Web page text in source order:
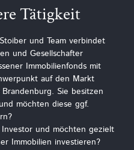
Tätigkeit
und Team verbindet
und Gesellschafter
Immobilienfonds mit
auf den Markt
Sie besitzen
möchten diese ggf.
Investor und möchten gezielt
Immobilien investieren?